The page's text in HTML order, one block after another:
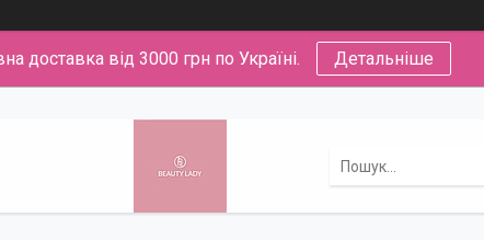
доставка від 3000 грн по Україні. Детальніше